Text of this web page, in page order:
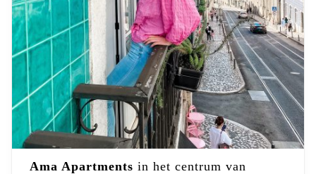
Ama Apartments in het centrum van